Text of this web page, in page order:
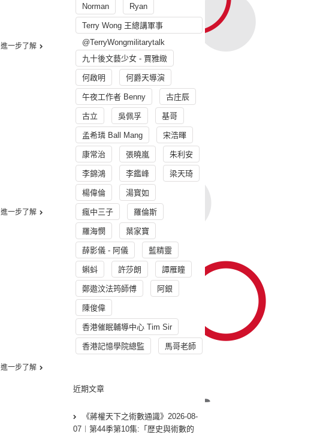
進一步了解
進一步了解
進一步了解
Norman Ryan
Terry Wong 王總講軍事
@TerryWongmilitarytalk
九十後文藝少女 - 賈雅緻
何啟明 何爵天導演
午夜工作者 Benny 古庄辰
古立 吳佩孚 基哥
孟希璘 Ball Mang 宋浩暉
康常治 張曉嵐 朱利安
李錦鴻 李鑑峰 梁天琦
楊偉倫 湯寳如
瘋中三子 羅倫斯
羅海憫 葉家寶
薛影儀 - 阿儀 藍精靈
蝌蚪 許莎朗 譚雁瞳
鄭遨汶法筠師傅 阿銀
陳俊偉
香港催眠輔導中心 Tim Sir
香港記憶學院總監 馬哥老師
近期文章
《蔣權天下之術數通識》2026-08-
07︱第44季第10集:「歴史與術數的